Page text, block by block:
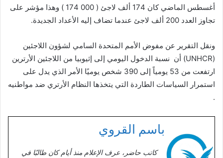
أغسطس الماضي كان 174 ألف لاجئ ( 000 174 ) وهذا مؤشر على
تجاوز العدد 200 ألف لاجئ عندما تضاف إليه الأعداد الجديدة.
ونقل التقرير عن مفوض الأمم المتحدة السامي لشؤون اللاجئين
(UNHCR) أن نسبة الدخول اليومي إلى إثيوبيا من اللاجئين الأرترين
ارتفعت من 53 يومياً إلى 390 شخص يوميًا الأمر الذي يدل على
استمرار السياسات الطاردة التي يتخذها النظام الأرتري ضد مواطنيه
.
باسم القروي
كاتب حاضر، عرف الإعلام منذ أيام كان طالبًا في